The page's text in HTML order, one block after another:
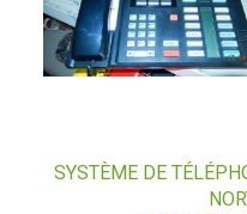
SYSTÈME DE